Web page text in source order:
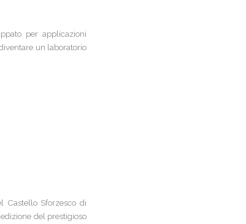
per applicazioni
un laboratorio
Sforzesco di
del prestigioso